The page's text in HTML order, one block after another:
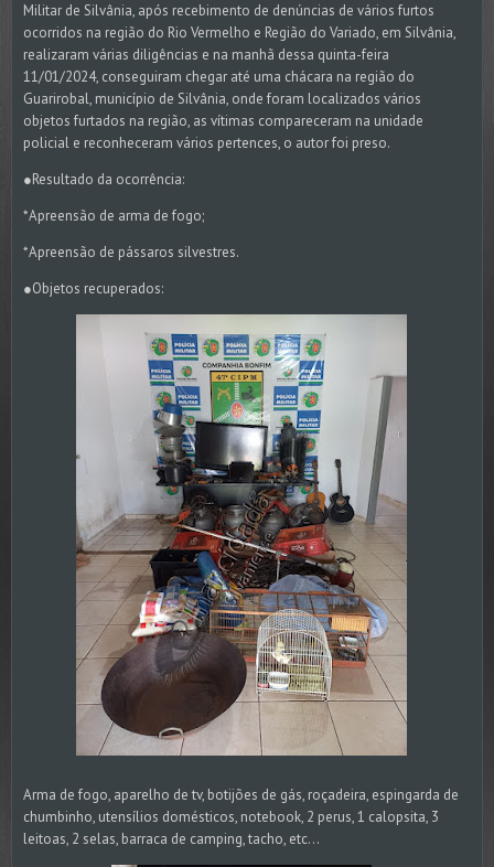
Militar de Silvânia, após recebimento de denúncias de vários furtos
ocorridos na região do Rio Vermelho e Região do Variado, em Silvânia,
realizaram várias diligências e na manhã dessa quinta-feira
11/01/2024, conseguiram chegar até uma chácara na região do
Guarirobal, município de Silvânia, onde foram localizados vários
objetos furtados na região, as vítimas compareceram na unidade
policial e reconheceram vários pertences, o autor foi preso.
●Resultado da ocorrência:
*Apreensão de arma de fogo;
*Apreensão de pássaros silvestres.
●Objetos recuperados:
Arma de fogo, aparelho de tv, botijões de gás, roçadeira, espingarda de
chumbinho, utensílios domésticos, notebook, 2 perus, 1 calopsita, 3
leitoas, 2 selas, barraca de camping, tacho, etc...